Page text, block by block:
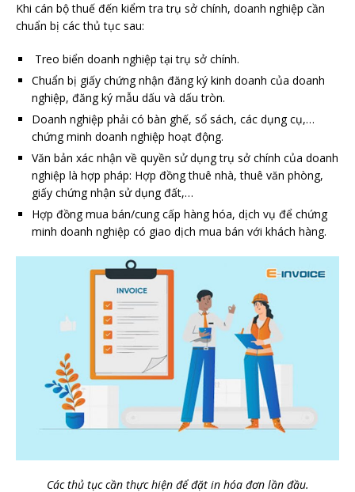
Khi cán bộ thuế đến kiểm tra trụ sở chính, doanh nghiệp cần
chuẩn bị các thủ tục sau:
Treo biển doanh nghiệp tại trụ sở chính.
Chuẩn bị giấy chứng nhận đăng ký kinh doanh của doanh
nghiệp, đăng ký mẫu dấu và dấu tròn.
Doanh nghiệp phải có bàn ghế, sổ sách, các dụng cụ,…
chứng minh doanh nghiệp hoạt động.
Văn bản xác nhận về quyền sử dụng trụ sở chính của doanh
nghiệp là hợp pháp: Hợp đồng thuê nhà, thuê văn phòng,
giấy chứng nhận sử dụng đất,…
Hợp đồng mua bán/cung cấp hàng hóa, dịch vụ để chứng
minh doanh nghiệp có giao dịch mua bán với khách hàng.
Các thủ tục cần thực hiện để đặt in hóa đơn lần đầu.